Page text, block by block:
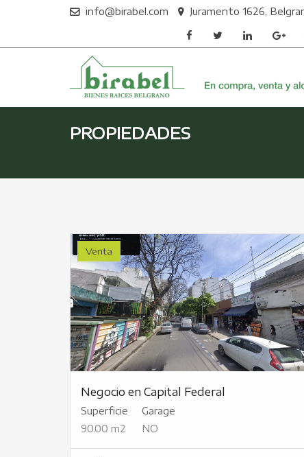
info@birabel.com Juramento 1626,
PROPIEDADES
Venta
Negocio en Capital Federal
Superficie
90.00 m2
Garage
NO